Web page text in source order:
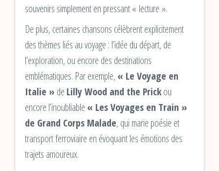
souvenirs simplement en pressant « lecture ».
De plus, certaines chansons célèbrent explicitement
des thèmes liés au voyage : l’idée du départ, de
l’exploration, ou encore des destinations
emblématiques. Par exemple, « Le Voyage en
Italie » de Lilly Wood and the Prickou
encore l’inoubliable « Les Voyages en Train »
de Grand Corps Malade, qui marie poésie et
transport ferroviaire en évoquant les émotions des
trajets amoureux.